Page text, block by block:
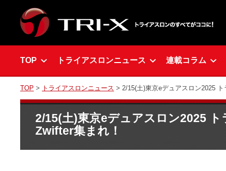
TOP トライアスロンニュース 連載コラム
TOP > トライアスロンニュース > 2/15(土)東京eデュアスロン2025
2/15(土)東京eデュアスロン2025
Zwifter集まれ！